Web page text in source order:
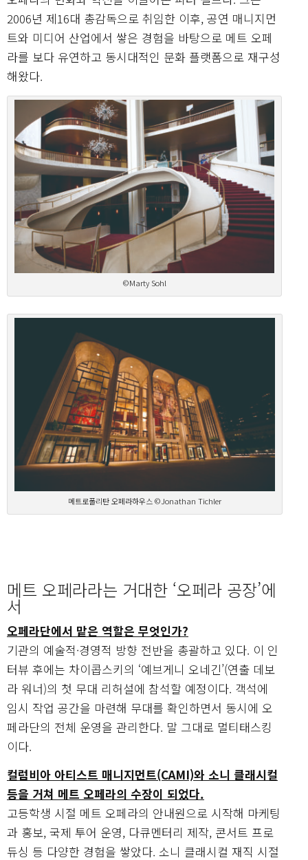
2006년 제16대 총감독으로 취임한 이후, 공연 매니지먼
트와 미디어 산업에서 쌓은 경험을 바탕으로 메트 오페
라를 보다 유연하고 동시대적인 문화 플랫폼으로 재구성
해왔다.
©Marty Sohl
메트로폴리탄 오페라하우스 ©Jonathan Tichler
메트 오페라라는 거대한 ‘오페라 공장’에
서
오페라단에서 맡은 역할은 무엇인가?
기관의 예술적·경영적 방향 전반을 총괄하고 있다. 이 인
터뷰 후에는 차이콥스키의 ‘예브게니 오네긴’(연출 데보
라 워너)의 첫 무대 리허설에 참석할 예정이다. 객석에
임시 작업 공간을 마련해 무대를 확인하면서 동시에 오
페라단의 전체 운영을 관리한다. 말 그대로 멀티태스킹
이다.
컬럼비아 아티스트 매니지먼트(CAMI)와 소니 클래시컬
등을 거쳐 메트 오페라의 수장이 되었다.
고등학생 시절 메트 오페라의 안내원으로 시작해 마케팅
과 홍보, 국제 투어 운영, 다큐멘터리 제작, 콘서트 프로
듀싱 등 다양한 경험을 쌓았다. 소니 클래시컬 재직 시절